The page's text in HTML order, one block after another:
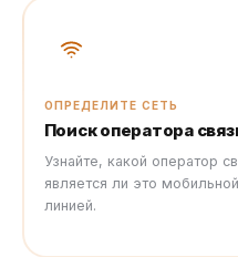
ОПРЕДЕЛИТЕ СЕТЬ
Поиск оператора
Узнайте, какой оператор
является ли это
линией.